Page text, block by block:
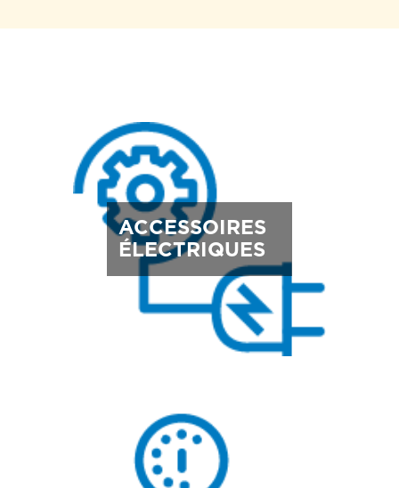
ACCESSOIRES
ÉLECTRIQUES